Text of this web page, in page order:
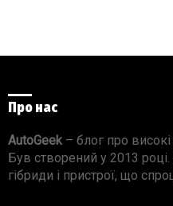
Про нас
AutoGeek– блог про високі
Був створений у 2013
гібриди і пристрої, що